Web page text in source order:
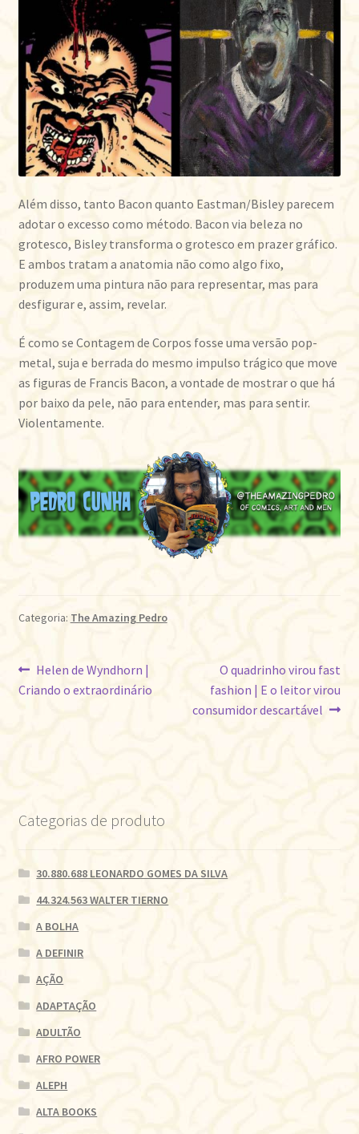
Além disso, tanto Bacon quanto Eastman/Bisley parecem
adotar o excesso como método. Bacon via beleza no
grotesco, Bisley transforma o grotesco em prazer gráfico.
E ambos tratam a anatomia não como algo fixo,
produzem uma pintura não para representar, mas para
desfigurar e, assim, revelar.
É como se Contagem de Corpos fosse uma versão pop-
metal, suja e berrada do mesmo impulso trágico que move
as figuras de Francis Bacon, a vontade de mostrar o que há
por baixo da pele, não para entender, mas para sentir.
Violentamente.
Categoria: The Amazing Pedro
Navegação
de
Post
anterior:
Helen de Wyndhorn |
Criando o extraordinário
Próximo
post:
O quadrinho virou fast
fashion | E o leitor virou
consumidor descartável
Categorias de produto
30.880.688 LEONARDO GOMES DA SILVA
44.324.563 WALTER TIERNO
A BOLHA
A DEFINIR
AÇÃO
ADAPTAÇÃO
ADULTÃO
AFRO POWER
ALEPH
ALTA BOOKS